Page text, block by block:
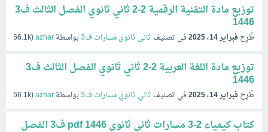
توزيع مادة التقنية الرقمية 2-2 ثاني ثانوي الفصل الثالث ف3
1446
طُرِحفبراير 14، 2025 في تصنيف ثاني ثانوي مسارات ف3 بواسطةazhar
(
66.1k
توزيع مادة اللغة العربية 2-2 ثاني ثانوي الفصل الثالث ف3
1446
طُرِحفبراير 14، 2025 في تصنيف ثاني ثانوي مسارات ف3 بواسطةazhar
(
66.1k
كتاب كيمياء 2-3 مسارات ثاني ثانوي pdf 1446 ف3 الفصل